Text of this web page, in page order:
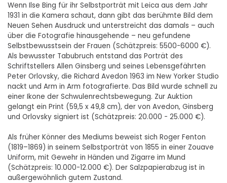
Wenn Ilse Bing für ihr Selbstporträt mit Leica aus dem Jahr
1931 in die Kamera schaut, dann gibt das berühmte Bild dem
Neuen Sehen Ausdruck und unterstreicht das damals – auch
über die Fotografie hinausgehende – neu gefundene
Selbstbewusstsein der Frauen (Schätzpreis: 5500-6000 €).
Als bewusster Tabubruch entstand das Porträt des
Schriftstellers Allen Ginsberg und seines Lebensgefährten
Peter Orlovsky, die Richard Avedon 1963 im New Yorker Studio
nackt und Arm in Arm fotografierte. Das Bild wurde schnell zu
einer Ikone der Schwulenrechtsbewegung. Zur Auktion
gelangt ein Print (59,5 x 49,8 cm), der von Avedon, Ginsberg
und Orlovsky signiert ist (Schätzpreis: 20.000 - 25.000 €).
Als früher Könner des Mediums beweist sich Roger Fenton
(1819–1869) in seinem Selbstporträt von 1855 in einer Zouave
Uniform, mit Gewehr in Händen und Zigarre im Mund
(Schätzpreis: 10.000-12.000 €). Der Salzpapierabzug ist in
außergewöhnlich gutem Zustand.